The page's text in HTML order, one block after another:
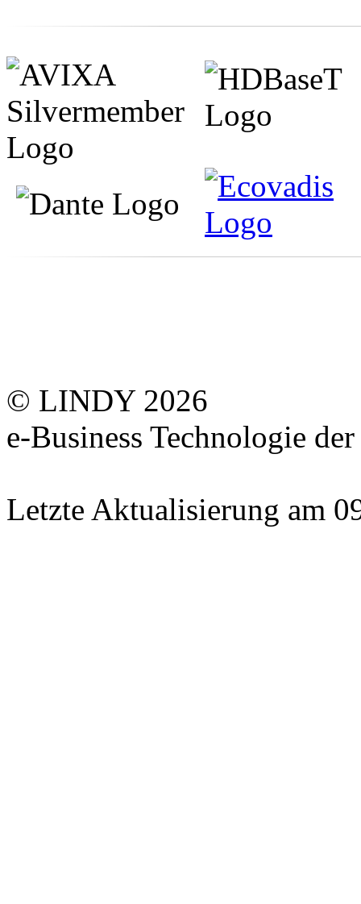
© LINDY 2026
e-Business Technologie
Letzte Aktualisierung am